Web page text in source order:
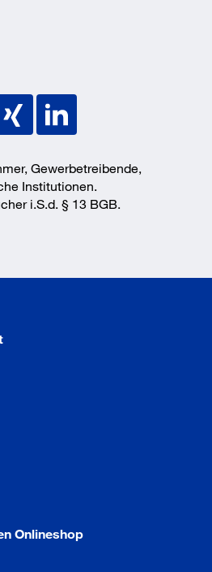
Gewerbetreibende,
Institutionen.
i.S.d. § 13 BGB.
Onlineshop